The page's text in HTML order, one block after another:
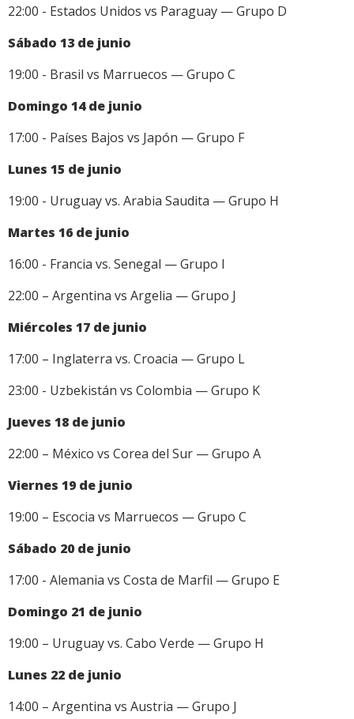
22:00 - Estados Unidos vs Paraguay — Grupo D
Sábado 13 de junio
19:00 - Brasil vs Marruecos — Grupo C
Domingo 14 de junio
17:00 - Países Bajos vs Japón — Grupo F
Lunes 15 de junio
19:00 - Uruguay vs. Arabia Saudita — Grupo H
Martes 16 de junio
16:00 - Francia vs. Senegal — Grupo I
22:00 – Argentina vs Argelia — Grupo J
Miércoles 17 de junio
17:00 – Inglaterra vs. Croacia — Grupo L
23:00 - Uzbekistán vs Colombia — Grupo K
Jueves 18 de junio
22:00 – México vs Corea del Sur — Grupo A
Viernes 19 de junio
19:00 – Escocia vs Marruecos — Grupo C
Sábado 20 de junio
17:00 - Alemania vs Costa de Marfil — Grupo E
Domingo 21 de junio
19:00 – Uruguay vs. Cabo Verde — Grupo H
Lunes 22 de junio
14:00 – Argentina vs Austria — Grupo J